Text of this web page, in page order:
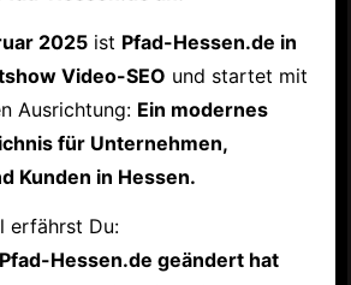
2025ist Pfad-Hessen.de in
Video-SEO und startet mit
Ausrichtung: Ein modernes
für Unternehmen,
Kunden in Hessen.
erfährst Du:
Hessen.de geändert hat